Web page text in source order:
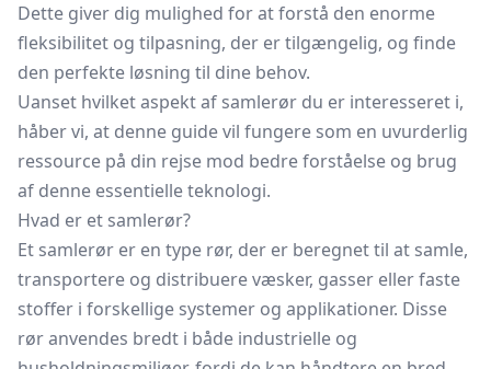
Dette giver dig mulighed for at forstå den enorme
fleksibilitet og tilpasning, der er tilgængelig, og finde
den perfekte løsning til dine behov.
Uanset hvilket aspekt af samlerør du er interesseret i,
håber vi, at denne guide vil fungere som en uvurderlig
ressource på din rejse mod bedre forståelse og brug
af denne essentielle teknologi.
Hvad er et samlerør?
Et samlerør er en type rør, der er beregnet til at samle,
transportere og distribuere væsker, gasser eller faste
stoffer i forskellige systemer og applikationer. Disse
rør anvendes bredt i både industrielle og